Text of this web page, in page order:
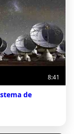
8:41
de